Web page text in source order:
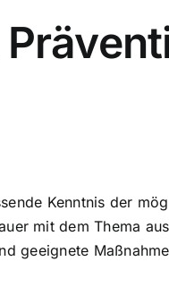
Kenntnis der
mit dem Thema
geeignete